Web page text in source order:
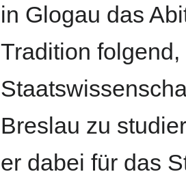
in Glogau das
Tradition
Breslau zu
er dabei für das